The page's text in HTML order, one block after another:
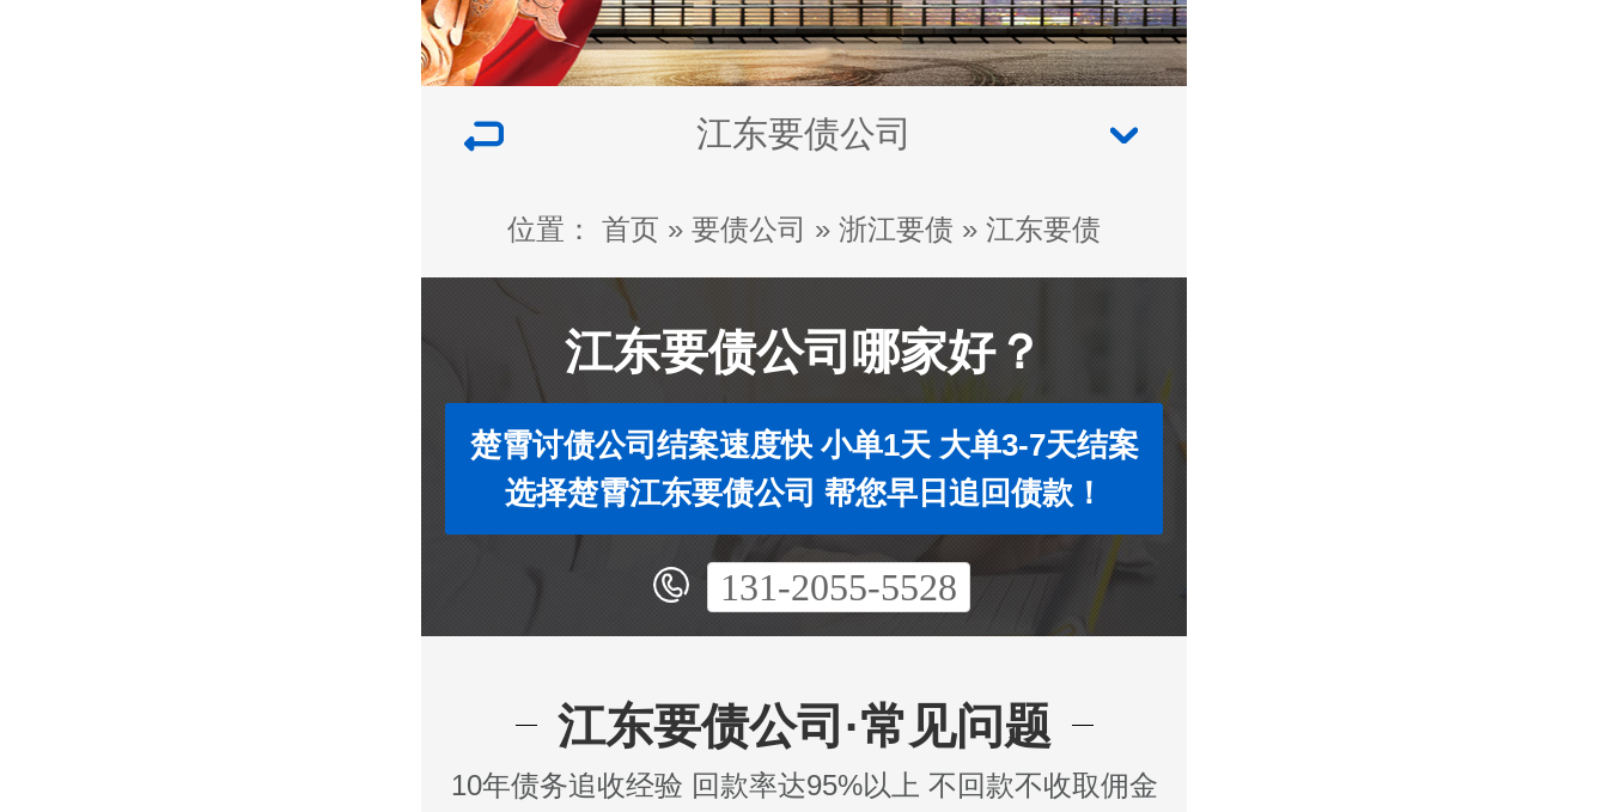
江东要债公司
位置： 首页 » 要债公司 » 浙江要债 » 江东要债
江东要债公司哪家好？
楚霄讨债公司结案速度快 小单1天 大单3-7天结案
选择楚霄江东要债公司 帮您早日追回债款！
131-2055-5528
江东要债公司·常见问题
10年债务追收经验 回款率达95%以上 不回款不收取佣金